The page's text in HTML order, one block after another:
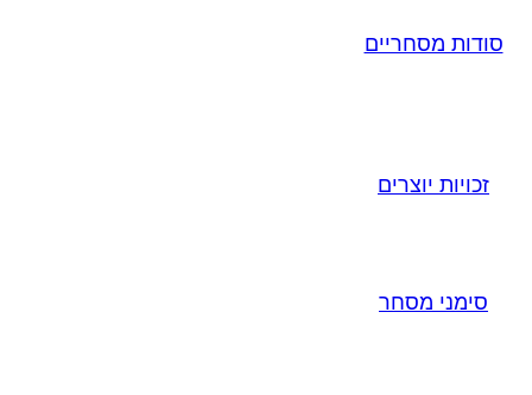
סודות מסחריים
זכויות יוצרים
סימני מסחר